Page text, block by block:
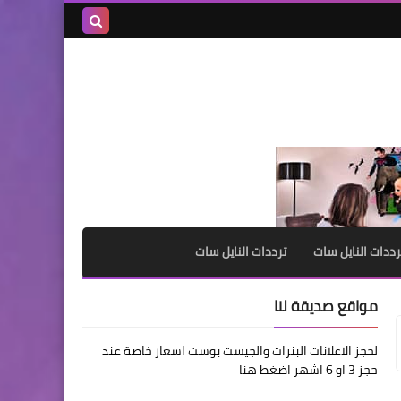
النايل سات ترددات النايل سات
مواقع صديقة لنا
لحجز الاعلانات البنرات والجيست بوست اسعار خاصة عند
حجز 3 او 6 اشهر اضغط هنا